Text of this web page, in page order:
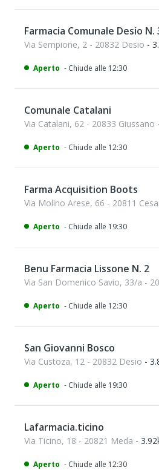
Farmacia Comunale Desio N.
Via Sempione, 2 - 20832 Desio -
Aperto - Chiude alle 12:30
Comunale Catalani
Via Catalani, 62 - 20833 Giussano
Aperto - Chiude alle 12:30
Farma Acquisition Boots
Via Molino Arese, 66 - 20811
Aperto - Chiude alle 19:30
Benu Farmacia Lissone N. 2
Via San Domenico Savio, 33/a -
Aperto - Chiude alle 12:30
San Giovanni Bosco
Via Custoza, 12 - 20832 Desio -
Aperto - Chiude alle 19:30
Lafarmacia.ticino
Via Ticino, 18 - 20821 Meda -
Aperto - Chiude alle 12:30